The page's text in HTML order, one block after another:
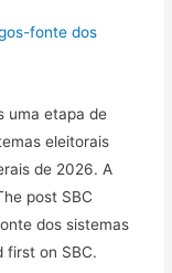
fonte dos
uma etapa de
eleitorais
de 2026. A
post SBC
dos sistemas
first on SBC.